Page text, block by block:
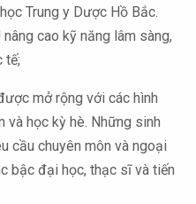
Trung y Dược Hồ Bắc.
cao kỹ năng lâm sàng,
tế;
mở rộng với các hình
và học kỳ hè. Những sinh
cầu chuyên môn và ngoại
bậc đại học, thạc sĩ và tiến